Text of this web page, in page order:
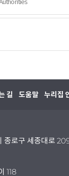
길 도움말 누리집
종로구 세종대로
118